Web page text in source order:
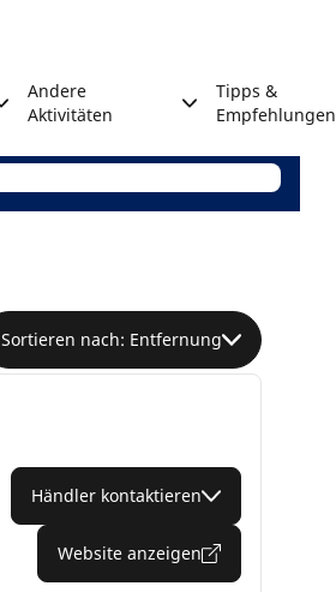
Andere
Aktivitäten
Tipps &
Empfehlungen
Sortieren nach: Entfernung
Händler kontaktieren
Website anzeigen